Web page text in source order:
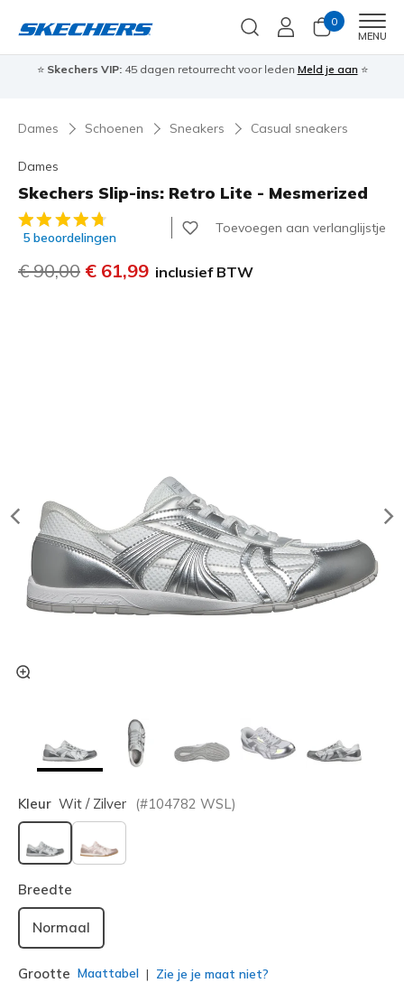
0
MENU
⭐ Skechers VIP:45 dagen retourrecht voor leden Meld je aan⭐
Dames Schoenen Sneakers Casual sneakers
Dames
Skechers Slip-ins: Retro Lite - Mesmerized
4,1 van de 5 klantbeoordelingen
5 beoordelingen
Toevoegen aan verlanglijstje
Prijs verlaagd van
€ 90,00 naar
€ 61,99 inclusief BTW
Kleur Wit / Zilver (#104782 WSL )
geselecteerd
Breedte
Normaal
Grootte Maattabel Zie je je maat niet?